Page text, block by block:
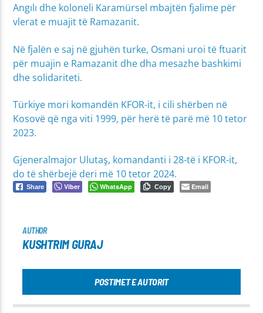
Angılı dhe koloneli Karamürsel mbajtën fjalime për
vlerat e muajit të Ramazanit.
Në fjalën e saj në gjuhën turke, Osmani uroi të ftuarit
për muajin e Ramazanit dhe dha mesazhe bashkimi
dhe solidariteti.
Türkiye mori komandën KFOR-it, i cili shërben në
Kosovë që nga viti 1999, për herë të parë më 10 tetor
2023.
Gjeneralmajor Ulutaş, komandanti i 28-të i KFOR-it,
do të shërbejë deri më 10 tetor 2024.
Share Viber WhatsApp Copy Email
AUTHOR
KUSHTRIM GURAJ
POSTIMET E AUTORIT